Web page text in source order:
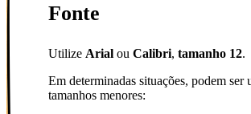
Fonte
Utilize Arial ou Calibri, tamanho 12.
Em determinadas situações, podem ser
tamanhos menores: